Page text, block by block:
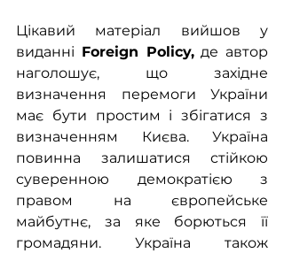
Цікавий матеріал вийшов у
виданні Foreign Policy, де автор
наголошує, що західне
визначення перемоги України
має бути простим і збігатися з
визначенням Києва. Україна
повинна залишатися стійкою
суверенною демократією з
правом на європейське
майбутнє, за яке борються її
громадяни. Україна також